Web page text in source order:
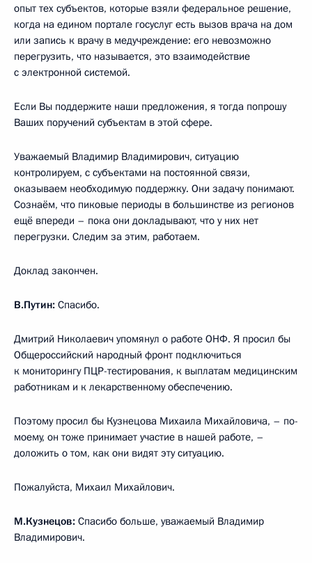
опыт тех субъектов, которые взяли федеральное решение,
когда на едином портале госуслуг есть вызов врача на дом
или запись к врачу в медучреждение: его невозможно
перегрузить, что называется, это взаимодействие
с электронной системой.
Если Вы поддержите наши предложения, я тогда попрошу
Ваших поручений субъектам в этой сфере.
Уважаемый Владимир Владимирович, ситуацию
контролируем, с субъектами на постоянной связи,
оказываем необходимую поддержку. Они задачу понимают.
Сознаём, что пиковые периоды в большинстве из регионов
ещё впереди – пока они докладывают, что у них нет
перегрузки. Следим за этим, работаем.
Доклад закончен.
В.Путин: Спасибо.
Дмитрий Николаевич упомянул о работе ОНФ. Я просил бы
Общероссийский народный фронт подключиться
к мониторингу ПЦР-тестирования, к выплатам медицинским
работникам и к лекарственному обеспечению.
Поэтому просил бы Кузнецова Михаила Михайловича, – по-
моему, он тоже принимает участие в нашей работе, –
доложить о том, как они видят эту ситуацию.
Пожалуйста, Михаил Михайлович.
М.Кузнецов: Спасибо больше, уважаемый Владимир
Владимирович.